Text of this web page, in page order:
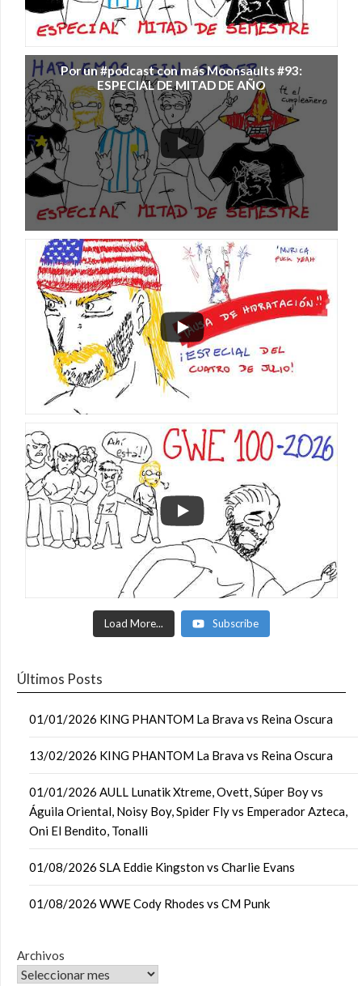
Por un #podcast con más Moonsaults #93:
ESPECIAL DE MITAD DE AÑO
Load More... Subscribe
Últimos Posts
01/01/2026 KING PHANTOM La Brava vs Reina Oscura
13/02/2026 KING PHANTOM La Brava vs Reina Oscura
01/01/2026 AULL Lunatik Xtreme, Ovett, Súper Boy vs
Águila Oriental, Noisy Boy, Spider Fly vs Emperador Azteca,
Oni El Bendito, Tonalli
01/08/2026 SLA Eddie Kingston vs Charlie Evans
01/08/2026 WWE Cody Rhodes vs CM Punk
Archivos